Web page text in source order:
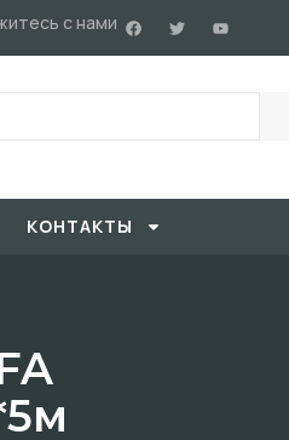
с нами
KОНТАКТЫ